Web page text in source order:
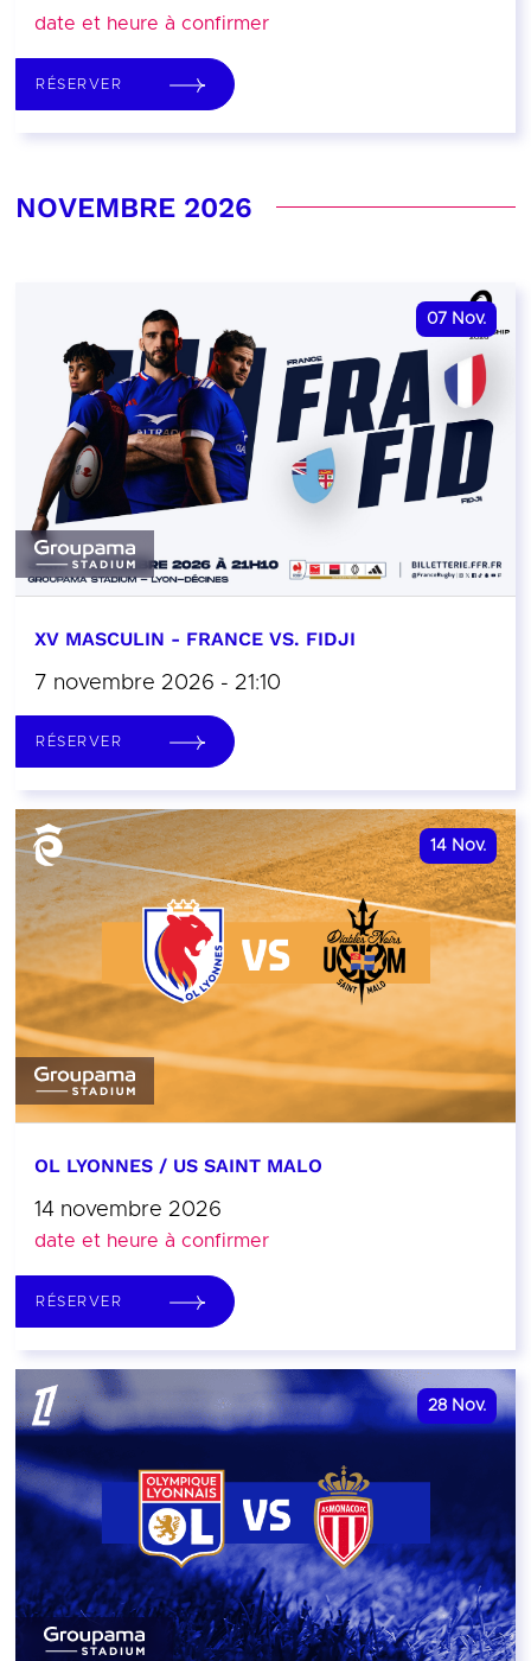
date et heure à confirmer
RÉSERVER
NOVEMBRE 2026
07 Nov.
XV MASCULIN - FRANCE VS. FIDJI
7 novembre 2026 - 21:10
RÉSERVER
14 Nov.
OL LYONNES / US SAINT MALO
14 novembre 2026
date et heure à confirmer
RÉSERVER
28 Nov.